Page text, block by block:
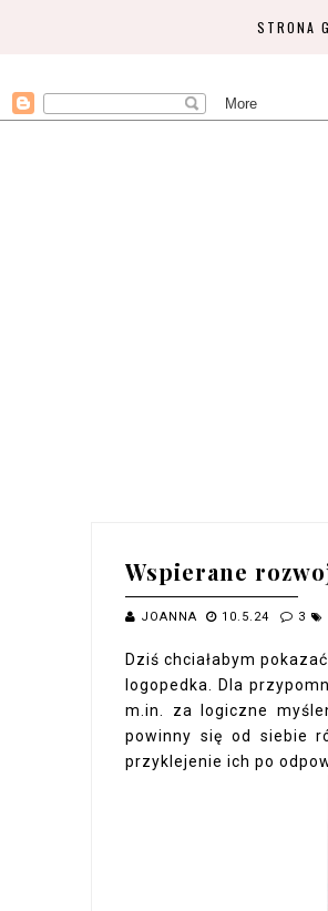
STRONA
Wspierane
JOANNA 10.5.24 3
Dziś chciałabym
logopedka. Dla
m.in. za logiczne
powinny się od siebie
przyklejenie ich po